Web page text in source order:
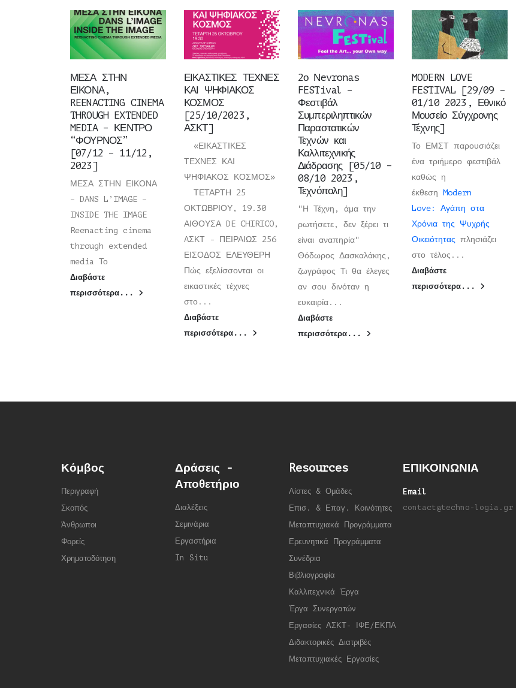
ΜΕΣΑ ΣΤΗΝ
ΕΙΚΟΝΑ,
REENACTING CINEMA
THROUGH EXTENDED
MEDIA – ΚΕΝΤΡΟ
“ΦΟΥΡΝΟΣ”
[07/12 – 11/12,
2023]
ΜΕΣΑ ΣΤΗΝ ΕΙΚΟΝΑ
– DANS L’IMAGE –
INSIDE THE IMAGE
Reenacting cinema
through extended
media Το
Διαβάστε
περισσότερα...
ΕΙΚΑΣΤΙΚΕΣ ΤΕΧΝΕΣ
ΚΑΙ ΨΗΦΙΑΚΟΣ
ΚΟΣΜΟΣ
[25/10/2023,
ΑΣΚΤ]
«ΕΙΚΑΣΤΙΚΕΣ
ΤΕΧΝΕΣ ΚΑΙ
ΨΗΦΙΑΚΟΣ ΚΟΣΜΟΣ»
ΤΕΤΑΡΤΗ 25
ΟΚΤΩΒΡΙΟΥ, 19.30
ΑΙΘΟΥΣΑ DE CHIRICO,
AΣΚΤ - ΠΕΙΡΑΙΩΣ 256
ΕΙΣΟΔΟΣ ΕΛΕΥΘΕΡΗ
Πώς εξελίσσονται οι
εικαστικές τέχνες
στο...
Διαβάστε
περισσότερα...
2ο Νevronas
FESTival –
Φεστιβάλ
Συμπεριληπτικών
Παραστατικών
Τεχνών και
Καλλιτεχνικής
Διάδρασης [05/10 –
08/10 2023,
Τεχνόπολη]
"Η Τέχνη, άμα την
ρωτήσετε, δεν ξέρει τι
είναι αναπηρία"
Θόδωρος Δασκαλάκης,
ζωγράφος Τι θα έλεγες
αν σου δινόταν η
ευκαιρία...
Διαβάστε
περισσότερα...
MODERN LOVE
FESTIVAL [29/09 –
01/10 2023, Εθνικό
Μουσείο Σύγχρονης
Τέχνης]
Το ΕΜΣΤ παρουσιάζει
ένα τριήμερο φεστιβάλ
καθώς η
έκθεση Modern
Love: Αγάπη στα
Χρόνια της Ψυχρής
Οικειότητας πλησιάζει
στο τέλος...
Διαβάστε
περισσότερα...
Κόμβος
Περιγραφή
Σκοπός
Άνθρωποι
Φορείς
Χρηματοδότηση
Δράσεις -
Αποθετήριο
Διαλέξεις
Σεμινάρια
Εργαστήρια
In Situ
Resources
Λίστες & Ομάδες
Επισ. & Επαγ. Κοινότητες
Μεταπτυχιακά Προγράμματα
Ερευνητικά Προγράμματα
Συνέδρια
Βιβλιογραφία
Καλλιτεχνικά Έργα
Έργα Συνεργατών
Εργασίες ΑΣΚΤ- ΙΦΕ/ΕΚΠΑ
Διδακτορικές Διατριβές
Μεταπτυχιακές Εργασίες
ΕΠΙΚΟΙΝΩΝΙΑ
Email
contact@techno-logia.gr